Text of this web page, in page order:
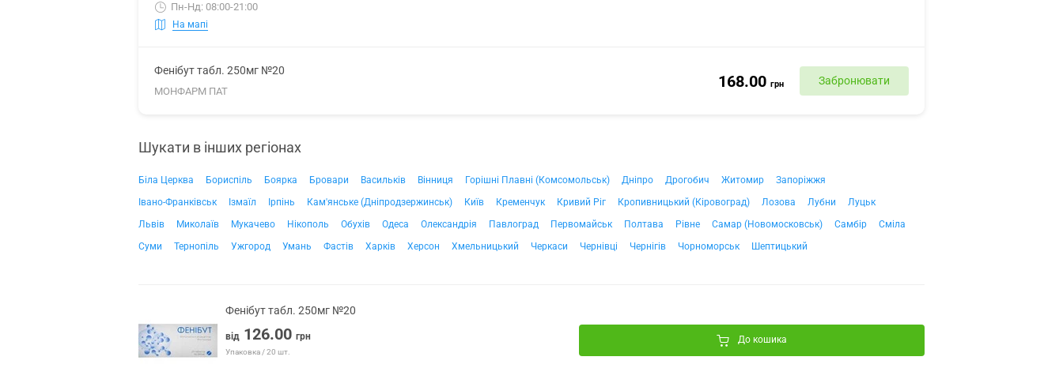
Пн-Нд: 08:00-21:00
На мапі
Фенібут табл. 250мг №20
МОНФАРМ ПАТ
168.00 грн Забронювати
Шукати в інших регіонах
Біла Церква Бориспіль Боярка Бровари Васильків Вінниця Горішні Плавні (Комсомольськ) Дніпро Дрогобич Житомир
Запоріжжя
Івано-Франківськ
Ізмаїл Ірпінь Кам'янське (Дніпродзержинськ) Київ Кременчук Кривий Ріг Кропивницький (Кіровоград) Лозова Лубни
Луцьк
Львів
Миколаїв Мукачево Нікополь Обухів Одеса Олександрія Павлоград Первомайськ Полтава Рівне Самар (Новомосковськ) Самбір
Сміла
Суми
Тернопіль Ужгород Умань Фастів Харків Херсон Хмельницький Черкаси Чернівці Чернігів Чорноморськ Шептицький
Фенібут табл. 250мг №20
від 126.00 грн
Упаковка / 20 шт.
До кошика